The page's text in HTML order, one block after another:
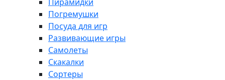
Погремушки
Посуда для игр
Развивающие игры
Самолеты
Скакалки
Сортеры